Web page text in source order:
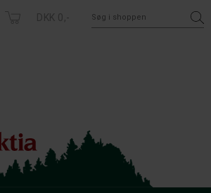
DKK 0,-